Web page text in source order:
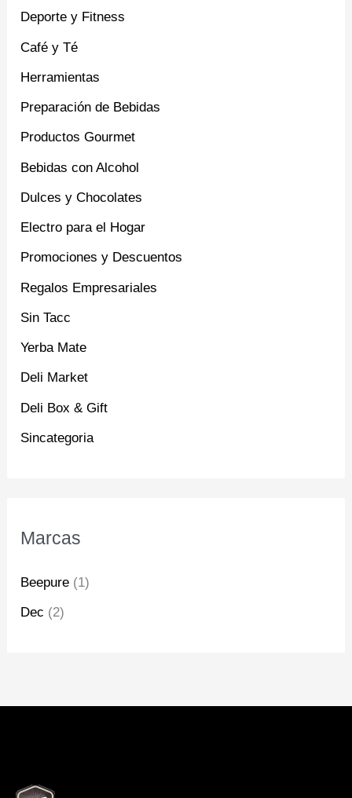
Deporte y Fitness
Café y Té
Herramientas
Preparación de Bebidas
Productos Gourmet
Bebidas con Alcohol
Dulces y Chocolates
Electro para el Hogar
Promociones y Descuentos
Regalos Empresariales
Sin Tacc
Yerba Mate
Deli Market
Deli Box & Gift
Sincategoria
Marcas
Beepure (1)
Dec (2)